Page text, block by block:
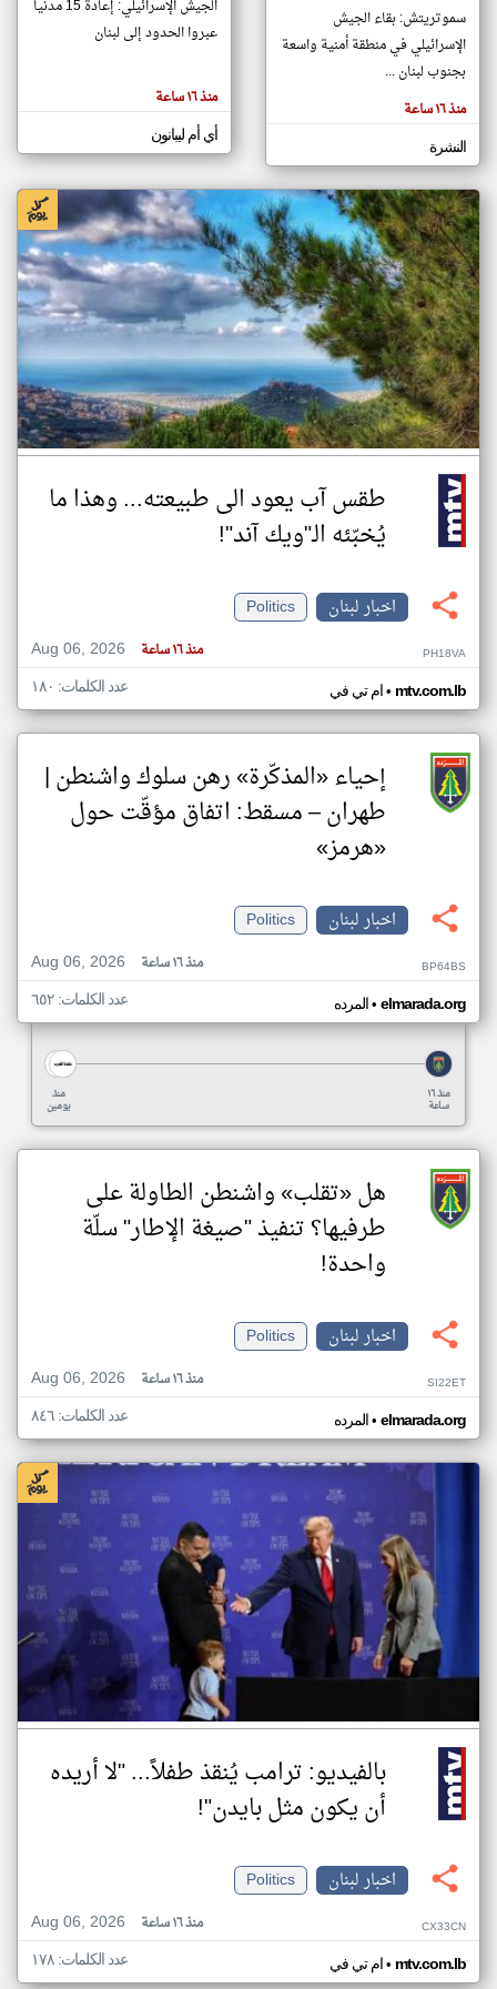
مصادر الأخبار من لبنان
اخبار لبنان على مدار الساعة
أهم اخبار لبنان العاجلة والمباشرة
المقالات
الموجوده
هنا عن
وجهة
نظر
سموتريتش: بقاء الجيش
الإسرائيلي في منطقة أمنية واسعة
بجنوب لبنان ...
منذ ١٦ ساعة
النشرة
الجيش الإسرائيلي: إعادة 15 مدنياً
عبروا الحدود إلى لبنان
منذ ١٦ ساعة
أي أم ليبانون
طقس آب يعود الى طبيعته... وهذا ما
يُخبّئه الـ"ويك آند"!
اخبار لبنان
Politics
Aug 06, 2026
منذ ١٦ ساعة PH18VA
ام تي في• mtv.com.lb عدد الكلمات: ١٨٠
إحياء «المذكّرة» رهن سلوك واشنطن |
طهران – مسقط: اتفاق مؤقّت حول
«هرمز»
اخبار لبنان
Politics
Aug 06, 2026
منذ ١٦ ساعة BP64BS
المرده• elmarada.org عدد الكلمات: ٦٥٢
منذ
يومين
منذ ١٦
ساعة
هل «تقلب» واشنطن الطاولة على
طرفيها؟ تنفيذ "صيغة الإطار" سلّة
واحدة!
اخبار لبنان
Politics
Aug 06, 2026
منذ ١٦ ساعة SI22ET
المرده• elmarada.org عدد الكلمات: ٨٤٦
بالفيديو: ترامب يُنقذ طفلاً... "لا أريده
أن يكون مثل بايدن"!
اخبار لبنان
Politics
Aug 06, 2026
منذ ١٦ ساعة CX33CN
ام تي في• mtv.com.lb عدد الكلمات: ١٧٨
klyoum.com